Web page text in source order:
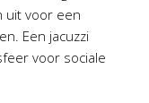
uit voor een
Een jacuzzi
voor sociale